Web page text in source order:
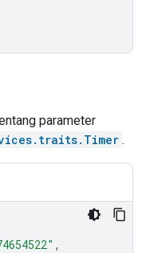
parameter
.
,